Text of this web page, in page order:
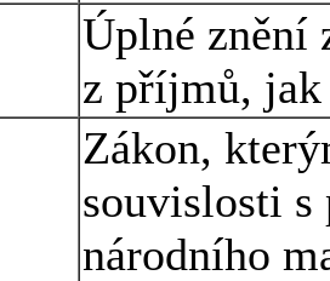
Úplné znění
z příjmů, jak
Zákon,
souvislosti s
národního